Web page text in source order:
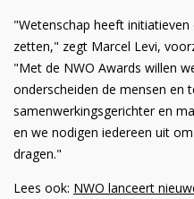
"Wetenschap heeft
zetten," zegt Marcel Levi,
"Met de NWO Awards willen
onderscheiden de mensen en
samenwerkingsgerichter en
en we nodigen iedereen uit
dragen."
Lees ook: NWO lanceert